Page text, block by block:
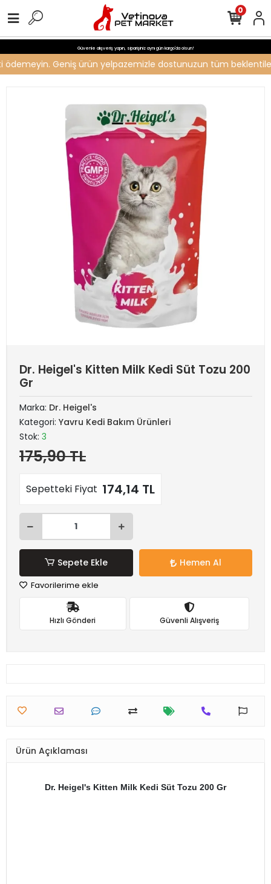
Güvenle alışveriş yapın, siparişiniz aynı gün kargo'da olsun!
Geniş ürün yelpazemizle dostunuzun tüm
0
Dr. Heigel's Kitten Milk Kedi Süt Tozu 200
Gr
Marka: Dr. Heigel's
Kategori: Yavru Kedi Bakım Ürünleri
Stok: 3
175,90 TL
Sepetteki Fiyat 174,14 TL
Sepete Ekle Hemen Al
Favorilerime ekle
Hızlı Gönderi Güvenli Alışveriş
Ürün Açıklaması
Dr. Heigel's Kitten Milk Kedi Süt Tozu 200 Gr